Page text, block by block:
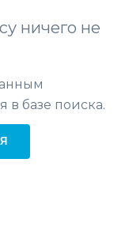
ничего не
в базе поиска.